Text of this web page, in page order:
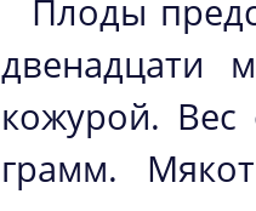
Плоды
двенадцати
кожурой.
грамм.